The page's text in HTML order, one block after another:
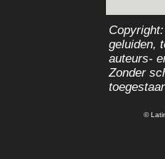
Copyright:
geluiden,
auteurs-
Zonder
©